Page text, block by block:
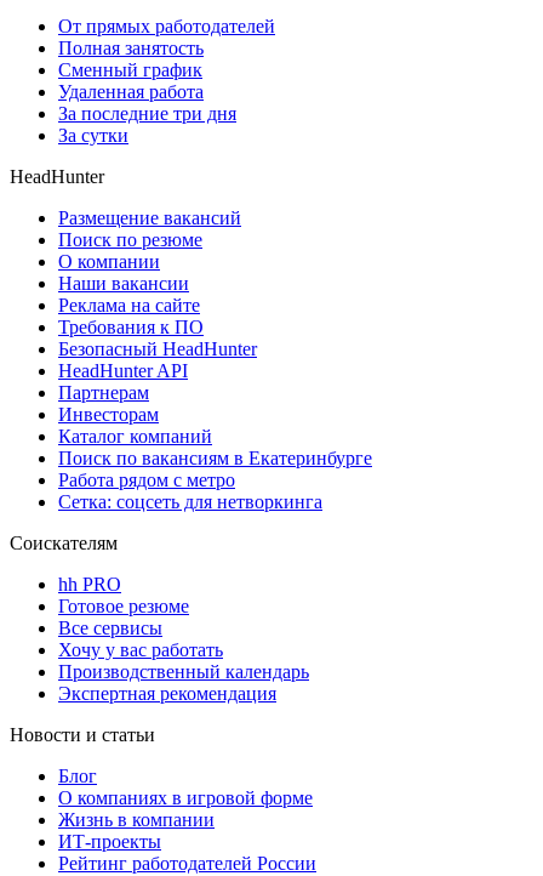
От прямых работодателей
Полная занятость
Сменный график
Удаленная работа
За последние три дня
За сутки
HeadHunter
Размещение вакансий
Поиск по резюме
О компании
Наши вакансии
Реклама на сайте
Требования к ПО
Безопасный HeadHunter
HeadHunter API
Партнерам
Инвесторам
Каталог компаний
Поиск по вакансиям в Екатеринбурге
Работа рядом с метро
Сетка: соцсеть для нетворкинга
Соискателям
hh PRO
Готовое резюме
Все сервисы
Хочу у вас работать
Производственный календарь
Экспертная рекомендация
Новости и статьи
Блог
О компаниях в игровой форме
Жизнь в компании
ИТ-проекты
Рейтинг работодателей России